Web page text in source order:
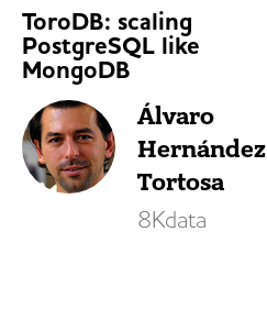
ToroDB: scaling
PostgreSQL like
MongoDB
Álvaro
Hernández
Tortosa
8Kdata